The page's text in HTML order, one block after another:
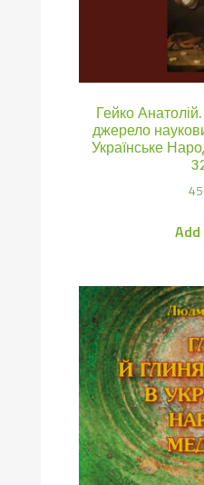
Гейко
джерело
Українське